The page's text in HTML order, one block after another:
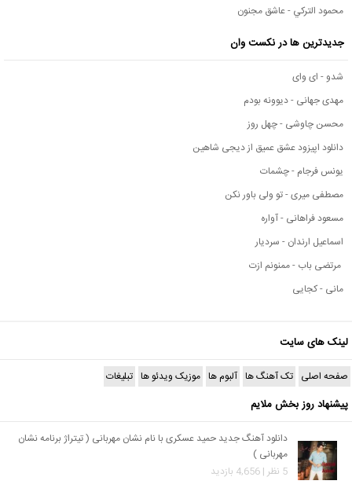
محمود التركي - عاشق مجنون
جدیدترین ها در نکست وان
شدو - ای وای
مهدی جهانی - دیوونه بودم
محسن چاوشی - چهل روز
دانلود اپیزود عشق عمیق از دیجی شاهین
یونس فرجام - چشمات
مصطفی میری - تو ولی باور نکن
مسعود فراهانی - آواره
اسماعیل ارندان - سردیار
مرتضی باب - ممنونم ازت
مانی - کجایی
لینک های سایت
صفحه اصلی تک آهنگ ها آلبوم ها موزیک ویدئو ها تبلیغات
پیشنهاد روز بخش ملایم
دانلود آهنگ جدید حمید عسکری با نام نشان مهربانی ( تیتراژ برنامه نشان
مهربانی )
5 نظر | 4,656 بازدید